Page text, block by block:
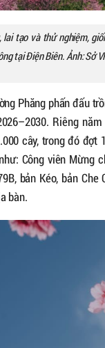
lai tạo và thử nghiệm,
tại Điện Biên. Ảnh: Sở
Phăng phấn đấu
Riêng
cây, trong đó đợt
Công viên Mừng
bản Kéo, bản Che
bàn.